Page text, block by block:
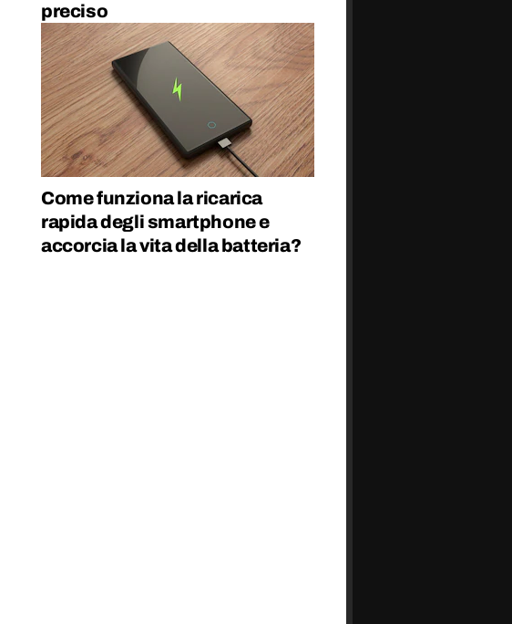
preciso
Come funziona la ricarica
rapida degli smartphone e
accorcia la vita della batteria?